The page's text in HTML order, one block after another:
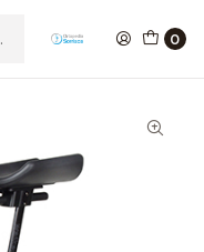
0
Walker